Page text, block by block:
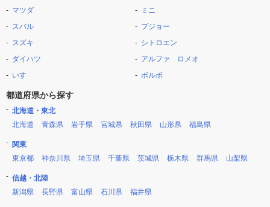
マツダ
スバル
スズキ
ダイハツ
いすゞ
ミニ
プジョー
シトロエン
アルファ ロメオ
ボルボ
都道府県から探す
北海道・東北
北海道
青森県 岩手県 宮城県 秋田県 山形県 福島県
関東
東京都
神奈川県 埼玉県 千葉県 茨城県 栃木県 群馬県 山梨県
信越・北陸
新潟県
長野県 富山県 石川県 福井県